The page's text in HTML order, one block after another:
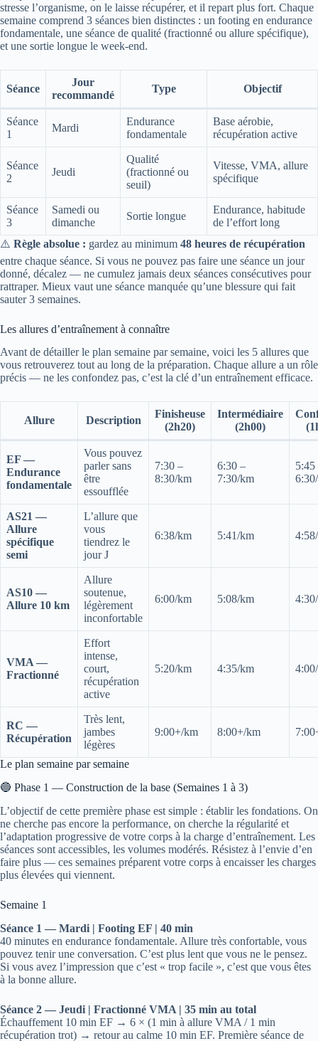
stresse l’organisme, on le laisse récupérer, et il repart plus fort. Chaque
semaine comprend 3 séances bien distinctes : un footing en endurance
fondamentale, une séance de qualité (fractionné ou allure spécifique),
et une sortie longue le week-end.
Séance
Jour
recommandé
Type Objectif
Séance
1
Mardi
Endurance
fondamentale
Base aérobie,
récupération active
Séance
2
Jeudi
Qualité
(fractionné ou
seuil)
Vitesse, VMA, allure
spécifique
Séance
3
Samedi ou
dimanche
Sortie longue
Endurance, habitude
de l’effort long
⚠️ Règle absolue : gardez au minimum 48 heures de récupération
entre chaque séance. Si vous ne pouvez pas faire une séance un jour
donné, décalez — ne cumulez jamais deux séances consécutives pour
rattraper. Mieux vaut une séance manquée qu’une blessure qui fait
sauter 3 semaines.
Les allures d’entraînement à connaître
Avant de détailler le plan semaine par semaine, voici les 5 allures que
vous retrouverez tout au long de la préparation. Chaque allure a un rôle
précis — ne les confondez pas, c’est la clé d’un entraînement efficace.
Allure Description
Finisheuse
(2h20)
Intermédiaire
(2h00)
EF —
Endurance
fondamentale
Vous pouvez
parler sans
être
essoufflée
7:30 –
8:30/km
6:30 –
7:30/km
5:45
AS21 —
Allure
spécifique
semi
L’allure que
vous
tiendrez le
jour J
6:38/km 5:41/km
AS10 —
Allure 10 km
Allure
soutenue,
légèrement
inconfortable
6:00/km 5:08/km
VMA —
Fractionné
Effort
intense,
court,
récupération
active
5:20/km 4:35/km
RC —
Récupération
Très lent,
jambes
légères
9:00+/km 8:00+/km
Le plan semaine par semaine
🔵 Phase 1 — Construction de la base (Semaines 1 à 3)
L’objectif de cette première phase est simple : établir les fondations. On
ne cherche pas encore la performance, on cherche la régularité et
l’adaptation progressive de votre corps à la charge d’entraînement. Les
séances sont accessibles, les volumes modérés. Résistez à l’envie d’en
faire plus — ces semaines préparent votre corps à encaisser les charges
plus élevées qui viennent.
Semaine 1
Séance 1 — Mardi | Footing EF | 40 min
40 minutes en endurance fondamentale. Allure très confortable, vous
pouvez tenir une conversation. C’est plus lent que vous ne le pensez.
Si vous avez l’impression que c’est « trop facile », c’est que vous êtes
à la bonne allure.
Séance 2 — Jeudi | Fractionné VMA | 35 min au total
Échauffement 10 min EF → 6 × (1 min à allure VMA / 1 min
récupération trot) → retour au calme 10 min EF. Première séance de